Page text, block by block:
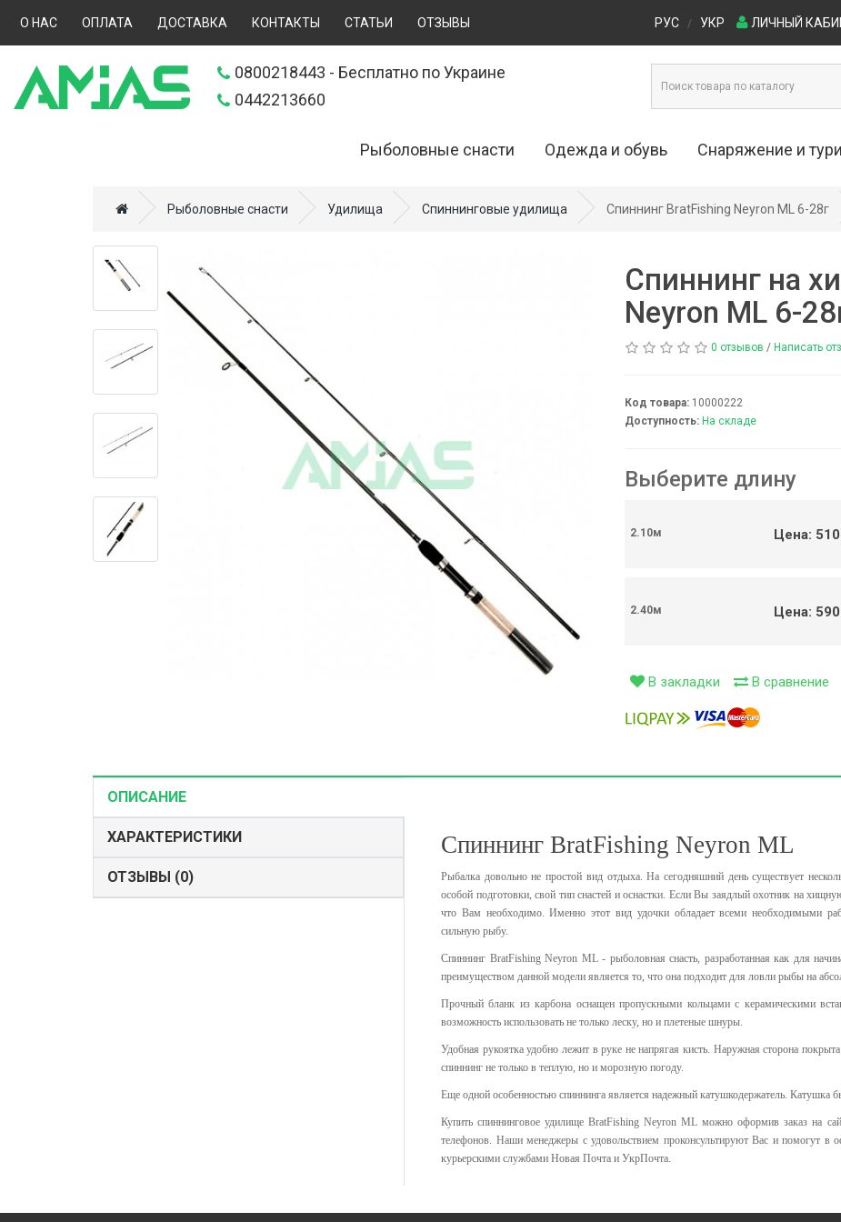
О НАС ОПЛАТА ДОСТАВКА КОНТАКТЫ СТАТЬИ ОТЗЫВЫ ЛИЧНЫЙ
РУС / УКР
0800218443 - Бесплатно по Украине
0442213660
Рыболовные снасти
Искусственные приманки (0)
Снаряжение (69)
Корма и наживки (0)
Рыболовные сети (99)
Зимние снасти (126)
Одежда и обувь
Одежда для рыбалки и охоты (29)
Снаряжение и
Кресла и стулья (4)
Палатки (27)
Рюкзаки (7)
Рыболовные снасти Удилища Спиннинговые удилища Спиннинг BratFishing Neyron ML 6-28г
Спиннинг на
Neyron ML 6-
0 отзывов / Написать
Код товара: 10000222
Доступность: На складе
Выберите длину
2.10м Цена:
2.40м Цена:
В закладки В сравнение
ОПИСАНИЕ
ХАРАКТЕРИСТИКИ
ОТЗЫВЫ (0)
Спиннинг BratFishing Neyron ML
Рыбалка довольно не простой вид отдыха. На сегодняшний день существует
особой подготовки, свой тип снастей и оснастки. Если Вы заядлый охотник на
что Вам необходимо. Именно этот вид удочки обладает всеми необходимыми
сильную рыбу.
Спиннинг BratFishing Neyron ML - рыболовная снасть, разработанная как для
преимуществом данной модели является то, что она подходит для ловли рыбы на
Прочный бланк из карбона оснащен пропускными кольцами с керамическими
возможность использовать не только леску, но и плетеные шнуры.
Удобная рукоятка удобно лежит в руке не напрягая кисть. Наружная сторона
спиннинг не только в теплую, но и морозную погоду.
Еще одной особенностью спиннинга является надежный катушкодержатель. Катушка
Купить спиннинговое удилище BratFishing Neyron ML можно оформив заказ на
телефонов. Наши менеджеры с удовольствием проконсультируют Вас и помогут в
курьерскими службами Новая Почта и УкрПочта.